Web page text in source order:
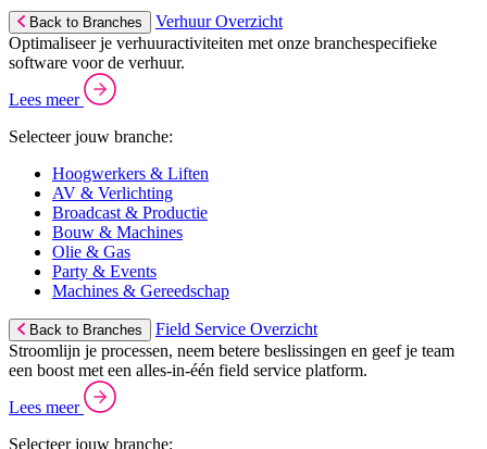
Back to Branches
Verhuur Overzicht
Optimaliseer je verhuuractiviteiten met onze branchespecifieke
software voor de verhuur.
Lees meer
Selecteer jouw branche:
Hoogwerkers & Liften
AV & Verlichting
Broadcast & Productie
Bouw & Machines
Olie & Gas
Party & Events
Machines & Gereedschap
Back to Branches
Field Service Overzicht
Stroomlijn je processen, neem betere beslissingen en geef je team
een boost met een alles-in-één field service platform.
Lees meer
Selecteer jouw branche: